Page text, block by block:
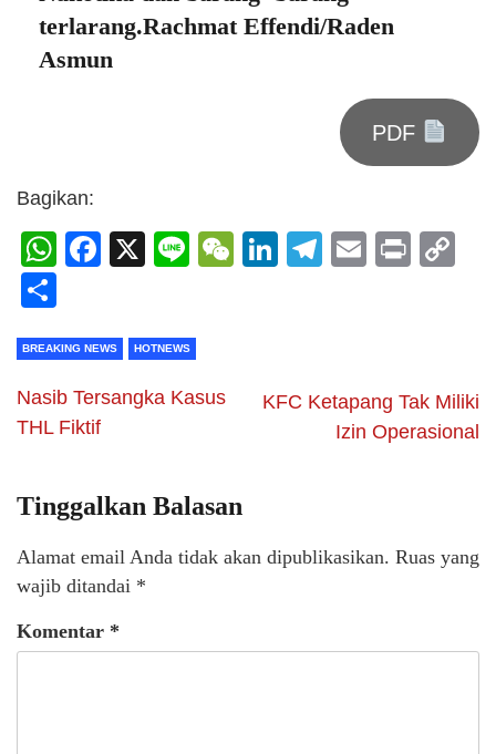
terlarang.Rachmat Effendi/Raden
Asmun
PDF
Bagikan:
WhatsApp
Facebook
X LineWeChat
LinkedIn
Telegram
Email
Print
BREAKING NEWS HOTNEWS
Nasib Tersangka Kasus
THL Fiktif
KFC Ketapang Tak Miliki
Izin Operasional
Tinggalkan Balasan
Alamat email Anda tidak akan dipublikasikan. Ruas yang
wajib ditandai *
Komentar *